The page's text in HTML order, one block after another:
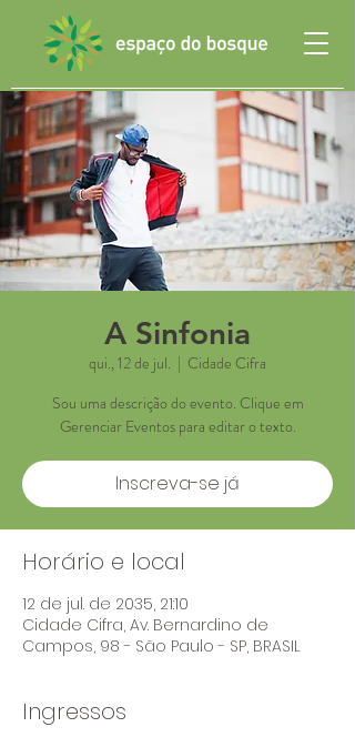
A Sinfonia
qui., 12 de jul.
  |
Cidade Cifra
Sou uma descrição do evento. Clique em
Gerenciar Eventos para editar o texto.
Inscreva-se já
Horário e local
12 de jul. de 2035, 21:10
Cidade Cifra, Av. Bernardino de
Campos, 98 - São Paulo - SP, BRASIL
Ingressos